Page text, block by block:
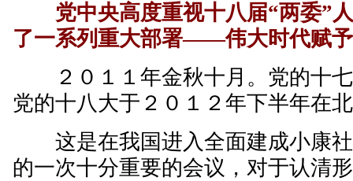
党中央高度重视十八届“两委”
了一系列重大部署——伟大时代赋
２０１１年金秋十月。党的十七
党的十八大于２０１２年下半年在
这是在我国进入全面建成小康社
的一次十分重要的会议，对于认清